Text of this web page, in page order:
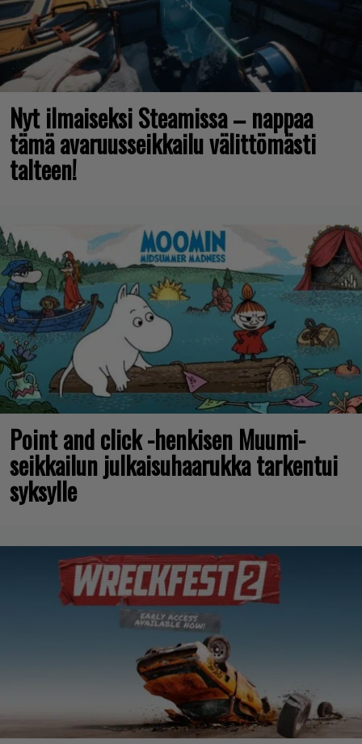
Nyt ilmaiseksi Steamissa – nappaa
tämä avaruusseikkailu välittömästi
talteen!
Point and click -henkisen Muumi-
seikkailun julkaisuhaarukka tarkentui
syksylle